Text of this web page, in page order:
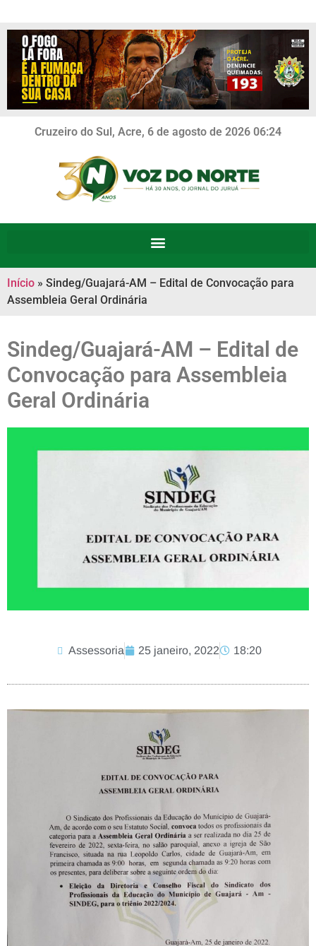
Cruzeiro do Sul, Acre, 6 de agosto de 2026 06:24
Início » Sindeg/Guajará-AM – Edital de Convocação para
Assembleia Geral Ordinária
Sindeg/Guajará-AM – Edital de
Convocação para Assembleia
Geral Ordinária
Assessoria 25 janeiro, 2022 18:20